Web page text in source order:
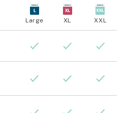
Large XL XXL